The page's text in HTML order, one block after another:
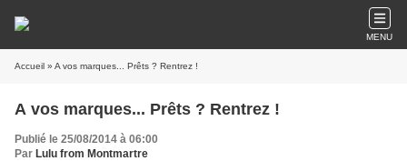
MENU
Accueil » A vos marques... Prêts ? Rentrez !
A vos marques... Prêts ? Rentrez !
Publié le 25/08/2014 à 06:00
Par Lulu from Montmartre